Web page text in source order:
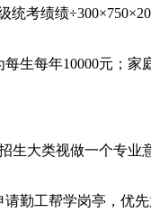
绩绩
每年10000元；家
类视做一个专业
工帮学岗亭，优先